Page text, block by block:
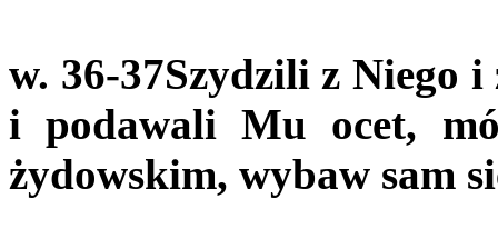
w. 36-37Szydzili z Niego i
i podawali Mu ocet,
żydowskim, wybaw sam